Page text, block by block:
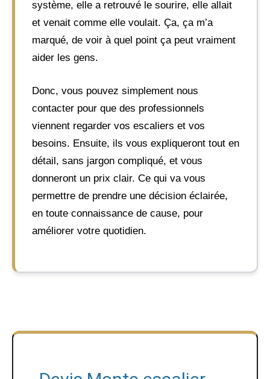
système, elle a retrouvé le sourire, elle allait
et venait comme elle voulait. Ça, ça m’a
marqué, de voir à quel point ça peut vraiment
aider les gens.
Donc, vous pouvez simplement nous
contacter pour que des professionnels
viennent regarder vos escaliers et vos
besoins. Ensuite, ils vous expliqueront tout en
détail, sans jargon compliqué, et vous
donneront un prix clair. Ce qui va vous
permettre de prendre une décision éclairée,
en toute connaissance de cause, pour
améliorer votre quotidien.